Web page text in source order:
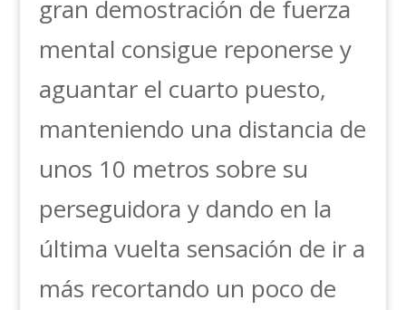
gran demostración de fuerza
mental consigue reponerse y
aguantar el cuarto puesto,
manteniendo una distancia de
unos 10 metros sobre su
perseguidora y dando en la
última vuelta sensación de ir a
más recortando un poco de